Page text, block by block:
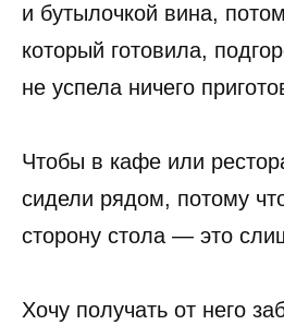
и бутылочкой вина,
который готовила,
не успела ничего
Чтобы в кафе или
сидели рядом, потому
сторону стола — это
Хочу получать от него